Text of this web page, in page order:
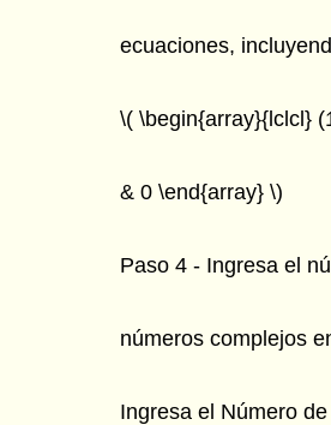
ecuaciones,
\( \begin{array}{lclcl}
& 0 \end{array} \)
Paso 4 - Ingresa el
números complejos
Ingresa el Número